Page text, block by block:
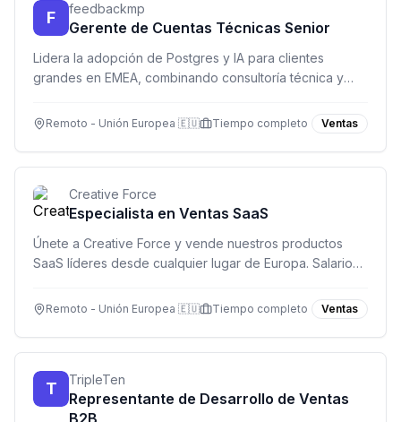
F feedbackmp
Gerente de Cuentas Técnicas Senior
Lidera la adopción de Postgres y IA para clientes
grandes en EMEA, combinando consultoría técnica y
Remoto - Unión Europea 🇪🇺 Tiempo completo Ventas
Creative Force
Especialista en Ventas SaaS
Únete a Creative Force y vende nuestros productos
SaaS líderes desde cualquier lugar de Europa. Salario
Remoto - Unión Europea 🇪🇺 Tiempo completo Ventas
T TripleTen
Representante de Desarrollo de Ventas
B2B